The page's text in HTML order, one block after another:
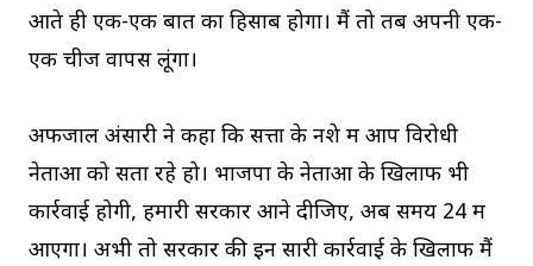
आते ही एक-एक बात का हिसाब होगा। मैं तो तब अपनी एक-
एक चीज वापस लूंगा।
अफजाल अंसारी ने कहा कि सत्ता के नशे में आप विरोधी
नेताओं को सता रहे हो। भाजपा के नेताओं के खिलाफ भी
कार्रवाई होगी, हमारी सरकार आने दीजिए, अब समय 24 में
आएगा। अभी तो सरकार की इन सारी कार्रवाई के खिलाफ मैं